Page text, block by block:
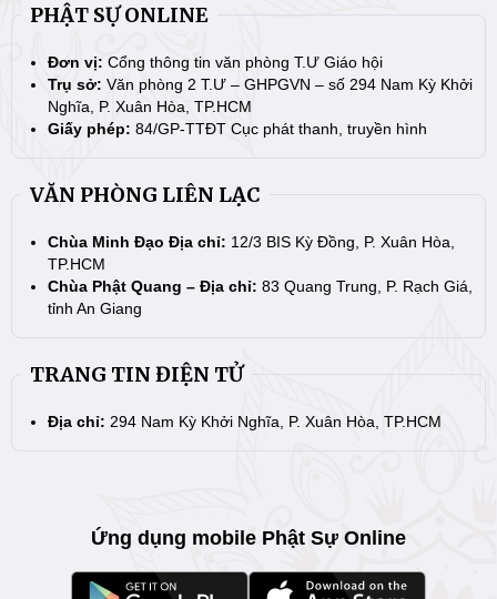
PHẬT SỰ ONLINE
Đơn vị: Cổng thông tin văn phòng T.Ư Giáo hội
Trụ sở: Văn phòng 2 T.Ư – GHPGVN – số 294 Nam Kỳ Khởi
Nghĩa, P. Xuân Hòa, TP.HCM
Giấy phép: 84/GP-TTĐT Cục phát thanh, truyền hình
VĂN PHÒNG LIÊN LẠC
Chùa Minh Đạo Địa chỉ: 12/3 BIS Kỳ Đồng, P. Xuân Hòa,
TP.HCM
Chùa Phật Quang – Địa chỉ: 83 Quang Trung, P. Rạch Giá,
tỉnh An Giang
TRANG TIN ĐIỆN TỬ
Địa chỉ: 294 Nam Kỳ Khởi Nghĩa, P. Xuân Hòa, TP.HCM
Ứng dụng mobile Phật Sự Online